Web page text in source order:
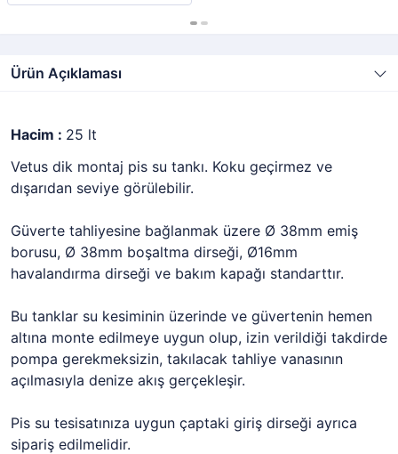
Ürün Açıklaması
Hacim : 25 lt
Vetus dik montaj pis su tankı. Koku geçirmez ve
dışarıdan seviye görülebilir.
Güverte tahliyesine bağlanmak üzere Ø 38mm emiş
borusu, Ø 38mm boşaltma dirseği, Ø16mm
havalandırma dirseği ve bakım kapağı standarttır.
Bu tanklar su kesiminin üzerinde ve güvertenin hemen
altına monte edilmeye uygun olup, izin verildiği takdirde
pompa gerekmeksizin, takılacak tahliye vanasının
açılmasıyla denize akış gerçekleşir.
Pis su tesisatınıza uygun çaptaki giriş dirseği ayrıca
sipariş edilmelidir.